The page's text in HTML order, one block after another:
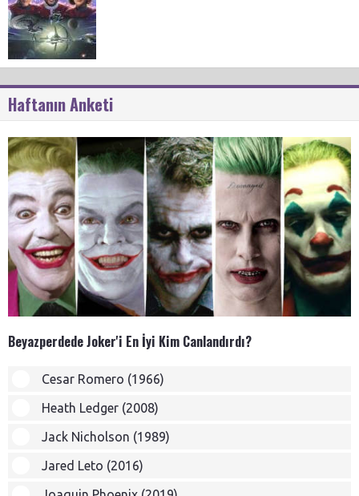
Haftanın Anketi
Beyazperdede Joker'i En İyi Kim Canlandırdı?
Cesar Romero (1966)
Heath Ledger (2008)
Jack Nicholson (1989)
Jared Leto (2016)